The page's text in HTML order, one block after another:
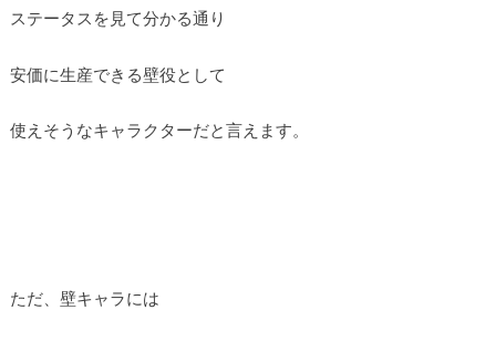
ステータスを見て分かる通り
安価に生産できる壁役として
使えそうなキャラクターだと言えます。
ただ、壁キャラには